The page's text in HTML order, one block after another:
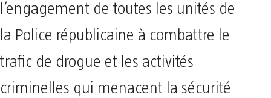
l’engagement de toutes les unités de
la Police républicaine à combattre le
trafic de drogue et les activités
criminelles qui menacent la sécurité